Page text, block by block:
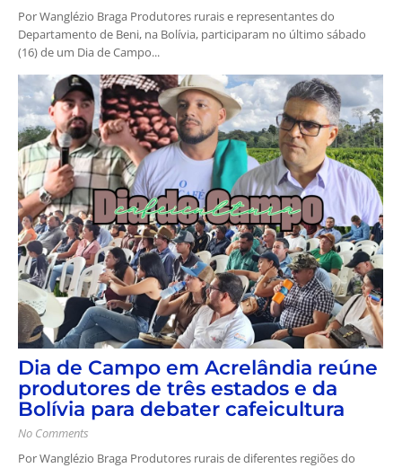
Por Wanglézio Braga Produtores rurais e representantes do
Departamento de Beni, na Bolívia, participaram no último sábado
(16) de um Dia de Campo...
Dia de Campo em Acrelândia reúne
produtores de três estados e da
Bolívia para debater cafeicultura
No Comments
Por Wanglézio Braga Produtores rurais de diferentes regiões do